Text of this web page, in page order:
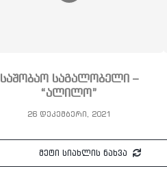
საშობაო საგალობელი –
“ალილო”
26 დეკემბერი, 2021
მეტი სიახლის ნახვა